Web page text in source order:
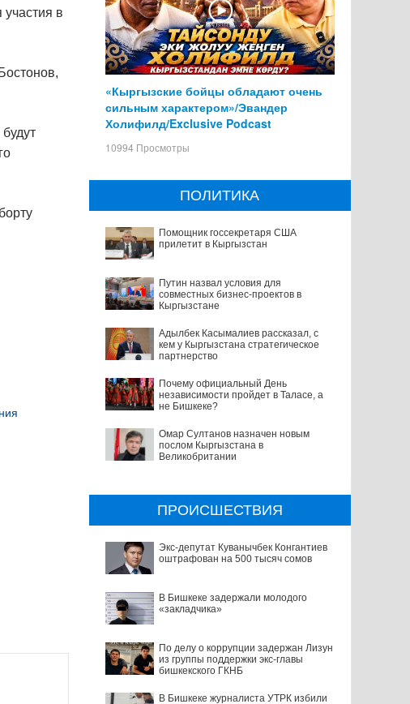
в
«Кыргызские бойцы обладают очень
сильным характером»/Эвандер
Холифилд/Exclusive Podcast
10994 Просмотры
ПОЛИТИКА
Помощник госсекретаря США
прилетит в Кыргызстан
Путин назвал условия для
совместных бизнес-проектов в
Кыргызстане
Адылбек Касымалиев рассказал, с
кем у Кыргызстана стратегическое
партнерство
Почему официальный День
независимости пройдет в Таласе, а
не Бишкеке?
Омар Султанов назначен новым
послом Кыргызстана в
Великобритании
ПРОИСШЕСТВИЯ
Экс-депутат Куванычбек Конгантиев
оштрафован на 500 тысяч сомов
В Бишкеке задержали молодого
«закладчика»
По делу о коррупции задержан Лизун
из группы поддержки экс-главы
бишкекского ГКНБ
В Бишкеке журналиста УТРК избили